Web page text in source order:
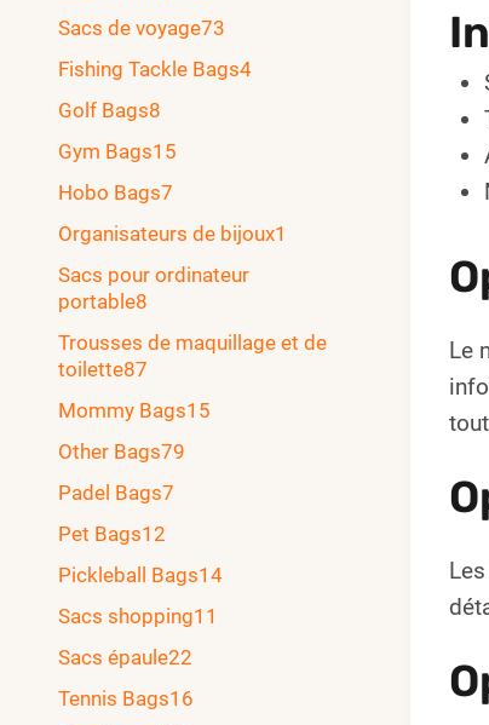
Le
Sacs de voyage73
Fishing Tackle Bags4
Golf Bags8
Gym Bags15
Hobo Bags7
Organisateurs de bijoux1
Sacs pour ordinateur
portable8
Trousses de maquillage et de
toilette87
Mommy Bags15
Other Bags79
Padel Bags7
Pet Bags12
Pickleball Bags14
Sacs shopping11
Sacs épaule22
Tennis Bags16